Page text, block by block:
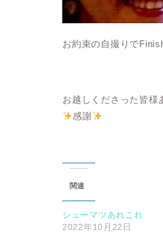
お約束の自撮りで
お越しくださった皆様
感謝
関連
シューマツあれこれ
2022年10月22日